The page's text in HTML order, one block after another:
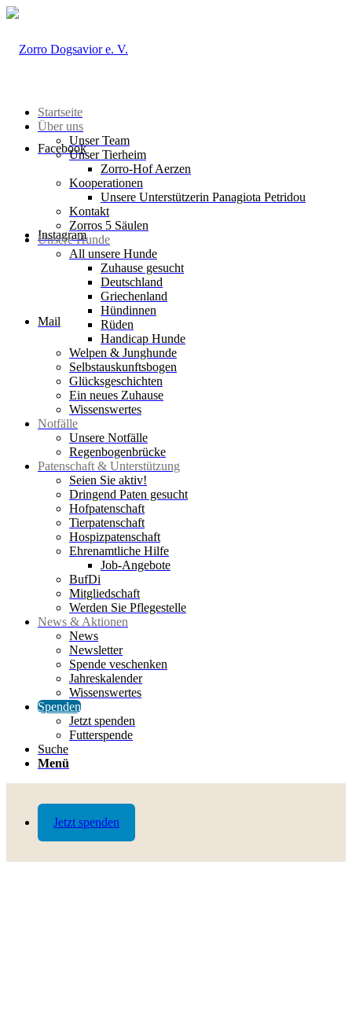
Jetzt spenden
Facebook
Instagram
Mail
Startseite
Über uns
Unser Team
Unser Tierheim
Zorro-Hof Aerzen
Kooperationen
Unsere Unterstützerin Panagiota Petridou
Kontakt
Zorros 5 Säulen
Unsere Hunde
All unsere Hunde
Zuhause gesucht
Deutschland
Griechenland
Hündinnen
Rüden
Handicap Hunde
Welpen & Junghunde
Selbstauskunftsbogen
Glücksgeschichten
Ein neues Zuhause
Wissenswertes
Notfälle
Unsere Notfälle
Regenbogenbrücke
Patenschaft & Unterstützung
Seien Sie aktiv!
Dringend Paten gesucht
Hofpatenschaft
Tierpatenschaft
Hospizpatenschaft
Ehrenamtliche Hilfe
Job-Angebote
BufDi
Mitgliedschaft
Werden Sie Pflegestelle
News & Aktionen
News
Newsletter
Spende veschenken
Jahreskalender
Wissenswertes
Spenden
Jetzt spenden
Futterspende
Suche
Menü